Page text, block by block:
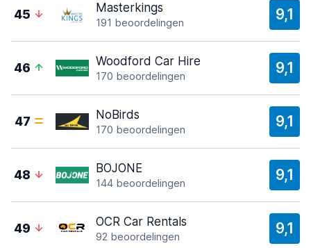
45 Masterkings
191 beoordelingen 9,1
46 Woodford Car Hire
170 beoordelingen 9,1
47 NoBirds
170 beoordelingen 9,1
48 BOJONE
144 beoordelingen 9,1
49 OCR Car Rentals
92 beoordelingen 9,1